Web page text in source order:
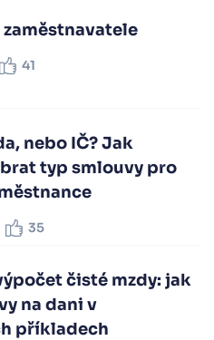
41
nebo IČ? Jak
typ smlouvy pro
35
čisté mzdy: jak
na dani v
příkladech